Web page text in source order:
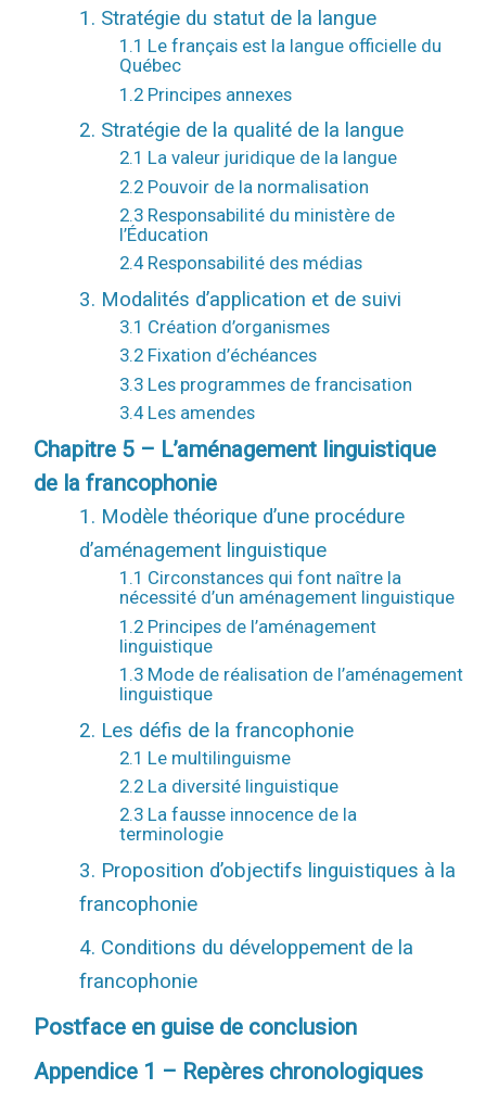
1. Stratégie du statut de la langue
1.1 Le français est la langue officielle du
Québec
1.2 Principes annexes
2. Stratégie de la qualité de la langue
2.1 La valeur juridique de la langue
2.2 Pouvoir de la normalisation
2.3 Responsabilité du ministère de
l’Éducation
2.4 Responsabilité des médias
3. Modalités d’application et de suivi
3.1 Création d’organismes
3.2 Fixation d’échéances
3.3 Les programmes de francisation
3.4 Les amendes
Chapitre 5 – L’aménagement linguistique
de la francophonie
1. Modèle théorique d’une procédure
d’aménagement linguistique
1.1 Circonstances qui font naître la
nécessité d’un aménagement linguistique
1.2 Principes de l’aménagement
linguistique
1.3 Mode de réalisation de l’aménagement
linguistique
2. Les défis de la francophonie
2.1 Le multilinguisme
2.2 La diversité linguistique
2.3 La fausse innocence de la
terminologie
3. Proposition d’objectifs linguistiques à la
francophonie
4. Conditions du développement de la
francophonie
Postface en guise de conclusion
Appendice 1 – Repères chronologiques